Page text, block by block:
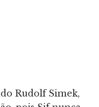
Rudolf Simek,